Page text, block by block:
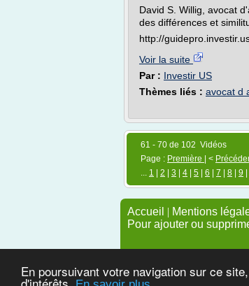
En poursuivant votre navigation sur ce
David S. Willig, avocat
des différences et
http://
Voir la suite
Par : Investir US
Thèmes liés : avocat d
61 - 70 de 102 Vidéos
Page : Première | <
... 1 2 3 4 5 6 7 8 9
Accueil | Mentions
Pour ajouter ou